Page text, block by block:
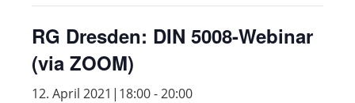
RG Dresden: DIN 5008-Webinar
(via ZOOM)
12. April 2021|18:00-20:00